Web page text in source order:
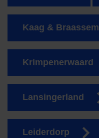
Kaag & Braassem
Krimpenerwaard
Lansingerland
Leiderdorp